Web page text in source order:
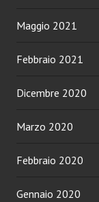
Maggio 2021
Febbraio 2021
Dicembre 2020
Marzo 2020
Febbraio 2020
Gennaio 2020